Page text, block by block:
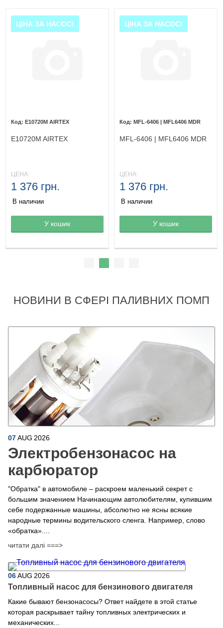
Товар в корзине
ЦІНА ЗА НАСОС!
E10720M AIRTEX
E10720M AIRTEX
ЦЕНА:
1 376 грн.
В наличии
У кошик Товар в корзине
ЦІНА ЗА НАСОС!
MFL-6406 | MFL6406 MDR
MFL-6406 | MFL6406 MDR
ЦЕНА:
1 376 грн.
В наличии
У кошик
НОВИНИ В СФЕРІ ПАЛИВНИХ ПОМП
07AUG 2026
Электробензонасос на
карбюратор
"Обратка" в автомобиле – раскроем маленький секрет с
большим значением Начинающим автолюбителям, купившим
себе подержанные машины, абсолютно не ясны всякие
народные термины водительского сленга. Например, слово
«обратка»....
читати далі ===>
06AUG 2026
Топливный насос для бензинового двигателя
Какие бывают бензонасосы? Ответ найдете в этой статье
которая раскрывает тайну топливных электрических и
механических...